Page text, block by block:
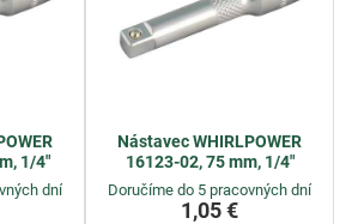
1/4"
dní
Nástavec WHIRLPOWER
16123-02, 75 mm, 1/4"
Doručíme do 5 pracovných dní
1,05 €